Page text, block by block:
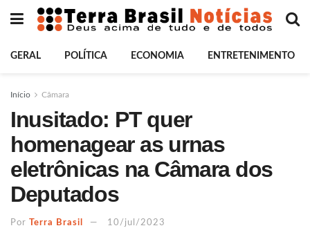
GERAL POLÍTICA ECONOMIA ENTRETENIMENTO
Início Câmara
Inusitado: PT quer
homenagear as urnas
eletrônicas na Câmara dos
Deputados
Por Terra Brasil 10/jul/2023